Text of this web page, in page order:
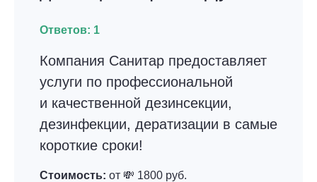
Ответов: 1
Компания Санитар предоставляет
услуги по профессиональной
и качественной дезинсекции,
дезинфекции, дератизации в самые
короткие сроки!
Стоимость: от 💸 1800 руб.